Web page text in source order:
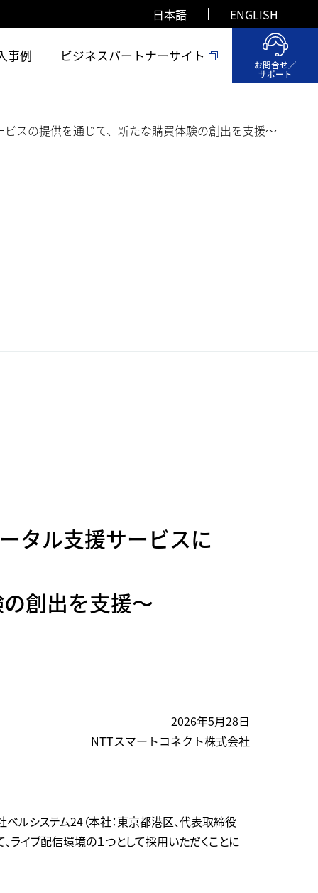
日本語 ENGLISH
事例 ビジネスパートナーサイト
お問合せ／
サポート
スの提供を通じて、新たな購買体験の創出を支援～
タル支援サービスに
創出を支援～
2026年5月28日
NTTスマートコネクト株式会社
ベルシステム24（本社：東京都港区、代表取締役
ライブ配信環境の１つとして採用いただくことに